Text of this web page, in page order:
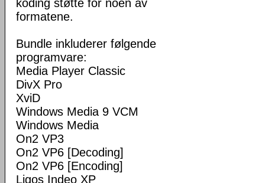
koding støtte for noen av
formatene.
Bundle inkluderer følgende
programvare:
Media Player Classic
DivX Pro
XviD
Windows Media 9 VCM
Windows Media
On2 VP3
On2 VP6 [Decoding]
On2 VP6 [Encoding]
Ligos Indeo XP